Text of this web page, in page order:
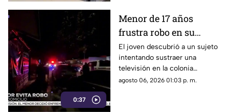
0:37
Menor de 17 años
frustra robo en su
domicilio de
Cuauhtémoc; resulta
herido de la mano
El joven descubrió a un sujeto
intentando sustraer una
televisión en la colonia
Reforma; tras forcejear con el
agosto 06, 2026 01:03 p. m.